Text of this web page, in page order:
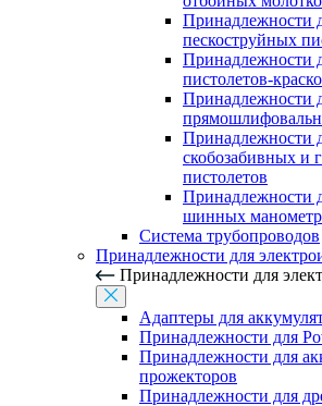
Принадлежности
пескоструйных
Принадлежности
пистолетов-
Принадлежности
Принадлежности
скобозабивных и
пистолетов
Принадлежности
шинных
Система трубопроводов
Принадлежности для
Принадлежности для
Адаптеры для
Принадлежности для
Принадлежности для
прожекторов
Принадлежности для